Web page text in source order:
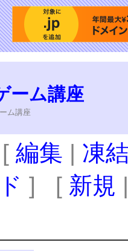
ーム講座
ム講座
編集 | 凍
] [ 新規